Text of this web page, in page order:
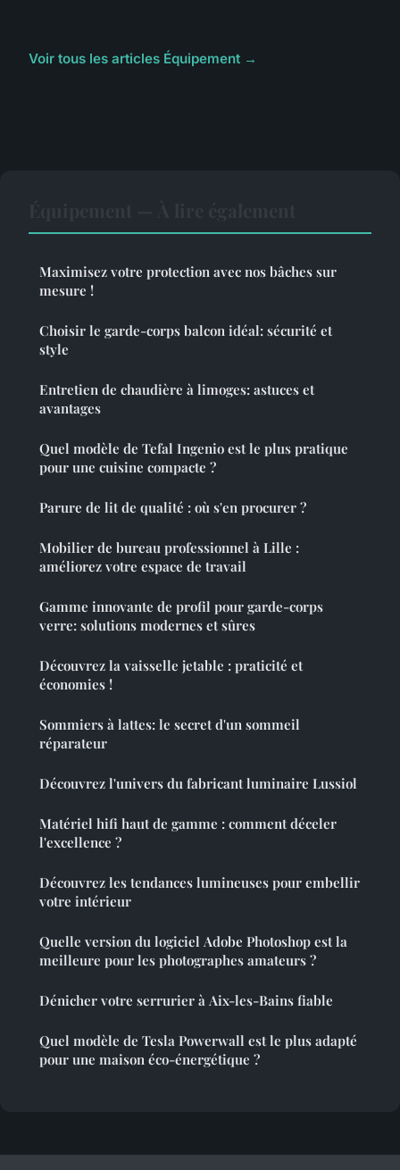
Voir tous les articles Équipement →
Maximisez votre protection avec nos bâches sur
mesure !
Choisir le garde-corps balcon idéal: sécurité et
style
Entretien de chaudière à limoges: astuces et
avantages
Quel modèle de Tefal Ingenio est le plus pratique
pour une cuisine compacte ?
Parure de lit de qualité : où s'en procurer ?
Mobilier de bureau professionnel à Lille :
améliorez votre espace de travail
Gamme innovante de profil pour garde-corps
verre: solutions modernes et sûres
Découvrez la vaisselle jetable : praticité et
économies !
Sommiers à lattes: le secret d'un sommeil
réparateur
Découvrez l'univers du fabricant luminaire Lussiol
Matériel hifi haut de gamme : comment déceler
l'excellence ?
Découvrez les tendances lumineuses pour embellir
votre intérieur
Quelle version du logiciel Adobe Photoshop est la
meilleure pour les photographes amateurs ?
Dénicher votre serrurier à Aix-les-Bains fiable
Quel modèle de Tesla Powerwall est le plus adapté
pour une maison éco-énergétique ?